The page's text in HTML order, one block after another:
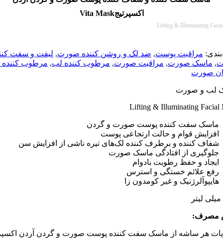
اکسپرتیجVita Mask
Lifting &
مراقبت پوست,ضد لک و روشن کننده صورت,لیفت و سفت کننده
صورت,مراقبت صورت,مرطوب کننده لب, مرطوب کننده و
و صورت
Lifting & Illuminating
سفت کننده پوست صورت و گردن
قوام و حالت ارتجاعی پوست
کننده و برطرف کننده لک‌های تیره ناشی از افزایش سن
از افتادگی ماسک صورت
و حفظ رطوبت بادوام
علائم خستگی و استرس
و غیر کومدون زا
ساشه از ماسک سفت کننده پوست صورت و گردن آردن اکسپرتیج